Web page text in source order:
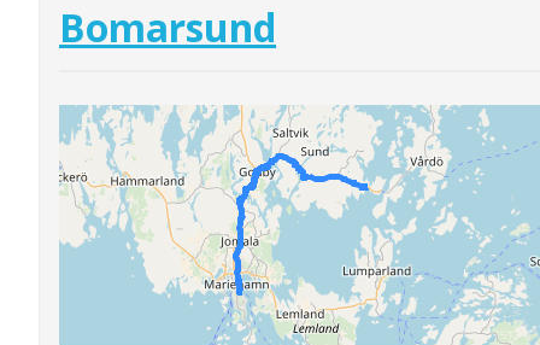
Bomarsund